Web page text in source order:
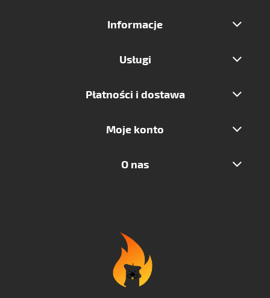
Informacje
Usługi
Płatności i dostawa
Moje konto
O nas